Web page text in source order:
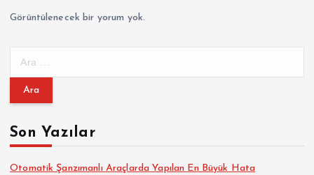
Görüntülenecek bir yorum yok.
m
:Son Yazılar
Otomatik Şanzımanlı Araçlarda Yapılan En Büyük Hata